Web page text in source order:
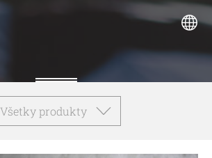
Všetky produkty